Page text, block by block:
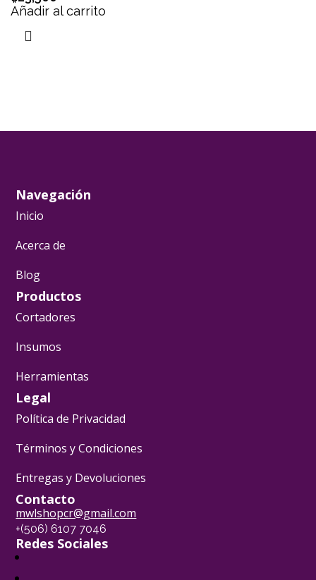
Añadir al carrito
Navegación
Inicio
Acerca de
Blog
Productos
Cortadores
Insumos
Herramientas
Legal
Política de Privacidad
Términos y Condiciones
Entregas y Devoluciones
Contacto
mwlshopcr@gmail.com
+(506) 6107 7046
Redes Sociales